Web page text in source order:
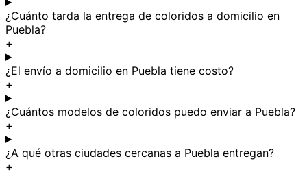
¿Cuánto tarda la entrega de coloridos a domicilio en
Puebla?
+
¿El envío a domicilio en Puebla tiene costo?
+
¿Cuántos modelos de coloridos puedo enviar a Puebla?
+
¿A qué otras ciudades cercanas a Puebla entregan?
+